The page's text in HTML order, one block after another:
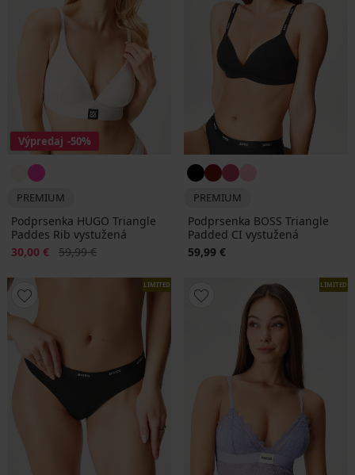
Výpredaj -50%
PREMIUM
Podprsenka HUGO Triangle
Paddes Rib vystužená
Zľava
30,00 € Pôvodná cena
59,99 €
PREMIUM
Podprsenka BOSS Triangle
Padded CI vystužená
59,99 €
LIMITED LIMITED